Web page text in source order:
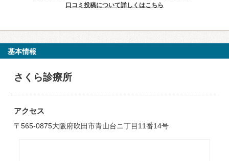
口コミ投稿について詳しくはこちら
基本情報
さくら診療所
アクセス
〒565-0875大阪府吹田市青山台ニ丁目11番14号